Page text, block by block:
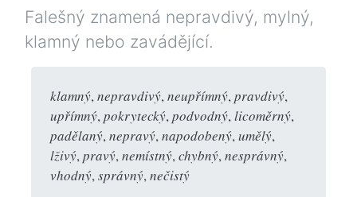
Falešný znamená nepravdivý, mylný,
klamný nebo zavádějící.
klamný,nepravdivý,neupřímný,pravdivý,
upřímný,pokrytecký,podvodný,licoměrný,
padělaný,nepravý,napodobený,umělý,
lživý,pravý,nemístný,chybný,nesprávný,
vhodný,správný,nečistý